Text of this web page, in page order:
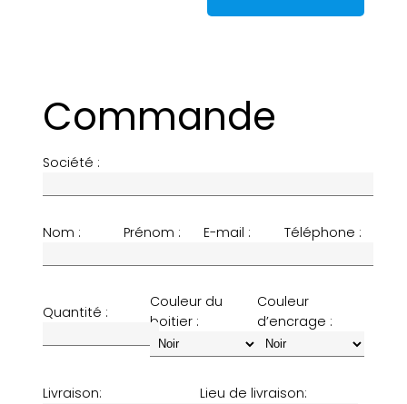
Commande
Société :
Nom : Prénom : E-mail : Téléphone :
Quantité :
Couleur du
boitier :
Couleur
d’encrage :
Livraison: Lieu de livraison: